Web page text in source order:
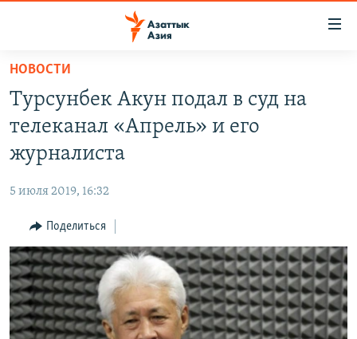
Вернуться
основному
содержанию
главной
Вернутся
поиску
ЦЕНТРАЛЬНАЯ АЗИЯ
КАЗАХСТАН
ТАДЖИКИСТАН
НОВОСТИ
КЫРГЫЗЧА
ЎЗБЕКЧА
ТОҶИКӢ
TÜRKMENÇE
Все сайты РСЕ/РС
НОВОСТИ
Турсунбек Акун подал в суд на
телеканал «Апрель» и его
журналиста
5 июля 2019, 16:32
Поделиться